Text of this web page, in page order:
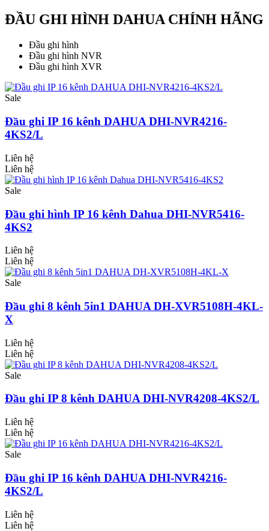
ĐẦU GHI HÌNH DAHUA CHÍNH HÃNG
Đầu ghi hình
Đầu ghi hình NVR
Đầu ghi hình XVR
Sale
Đầu ghi IP 16 kênh DAHUA DHI-NVR4216-
4KS2/L
Liên hệ
Liên hệ
Sale
Đầu ghi hình IP 16 kênh Dahua DHI-NVR5416-
4KS2
Liên hệ
Liên hệ
Sale
Đầu ghi 8 kênh 5in1 DAHUA DH-XVR5108H-4KL-
X
Liên hệ
Liên hệ
Sale
Đầu ghi IP 8 kênh DAHUA DHI-NVR4208-4KS2/L
Liên hệ
Liên hệ
Sale
Đầu ghi IP 16 kênh DAHUA DHI-NVR4216-
4KS2/L
Liên hệ
Liên hệ